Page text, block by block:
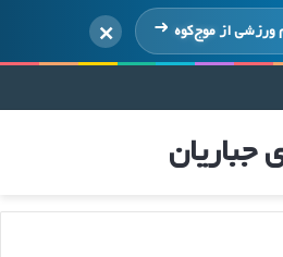
ورزشی ازموج‌کوه ×
جباریان